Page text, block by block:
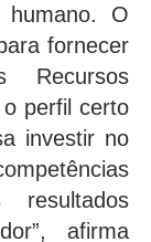
O
fornecer
Recursos
perfil certo
investir no
afirma